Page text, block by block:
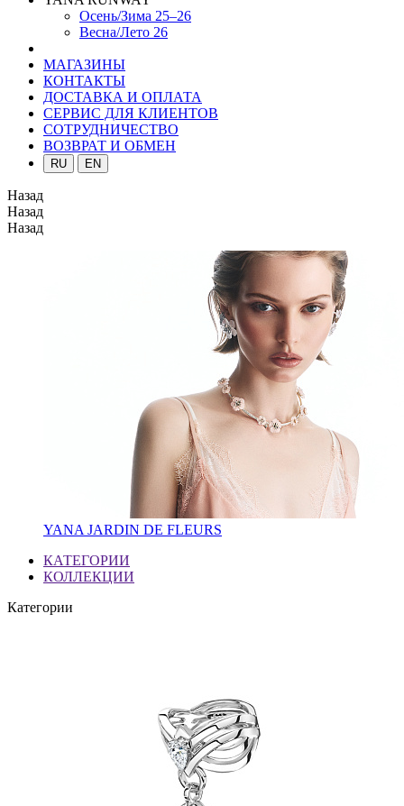
Осень/Зима 25–26
Весна/Лето 26
МАГАЗИНЫ
КОНТАКТЫ
ДОСТАВКА И ОПЛАТА
СЕРВИС ДЛЯ КЛИЕНТОВ
СОТРУДНИЧЕСТВО
ВОЗВРАТ И ОБМЕН
RU EN
Назад
Назад
Назад
YANA JARDIN DE FLEURS
КАТЕГОРИИ
КОЛЛЕКЦИИ
Категории